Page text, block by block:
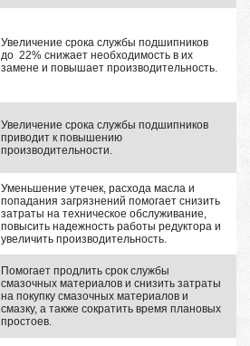
Увеличение срока службы подшипников
до 22% снижает необходимость в их
замене и повышает производительность.
Увеличение срока службы подшипников
приводит к повышению
производительности.
Уменьшение утечек, расхода масла и
попадания загрязнений помогает снизить
затраты на техническое обслуживание,
повысить надежность работы редуктора и
увеличить производительность.
Помогает продлить срок службы
смазочных материалов и снизить затраты
на покупку смазочных материалов и
смазку, а также сократить время плановых
простоев.